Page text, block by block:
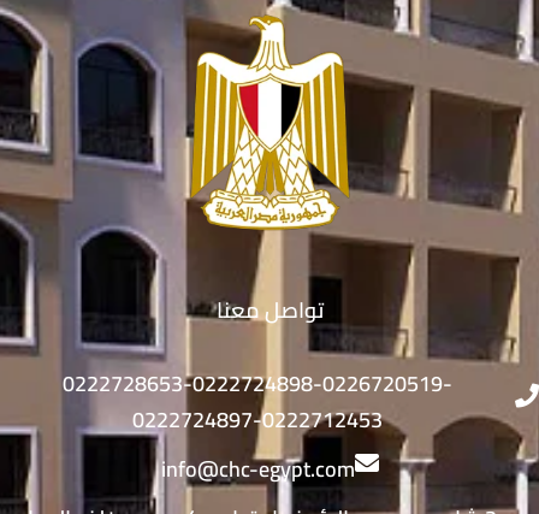
تواصل معنا
0222728653-0222724898-0226720519-
0222724897-0222712453
info@chc-egypt.com